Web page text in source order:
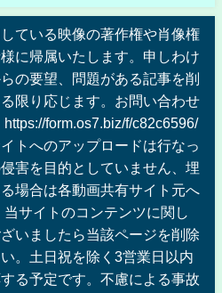
ている映像の著作権や肖像権
に帰属いたします。申しわけ
の要望、問題がある記事を削
限り応じます。お問い合わせ
form.os7.biz/f/c82c6596/
トへのアップロードは行なっ
害を目的としていません、埋
場合は各動画共有サイト元へ
サイトのコンテンツに関し
いましたら当該ページを削除
。土日祝を除く3営業日以内
る予定です。不慮による事故